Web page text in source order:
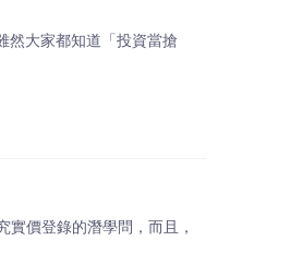
然大家都知道「投資當搶
價登錄的潛學問，而且，